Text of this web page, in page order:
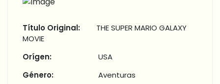
Título Original:
THE SUPER MARIO GALAXY
MOVIE
Orígen:
USA
Género:
Aventuras